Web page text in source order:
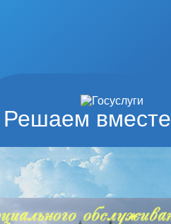
Решаем вместе